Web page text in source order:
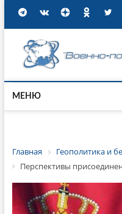
МЕНЮ
Главная
Геополитика и
Перспективы